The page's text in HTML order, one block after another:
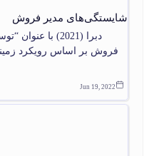
شایستگی‌های مدیر فروش
دبرا (2021) با
فروش بر اساس رویکرد
Jun 19, 2022